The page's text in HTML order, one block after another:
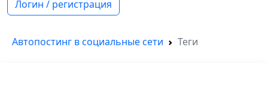
Логин / регистрация
Автопостинг в социальные сети Теги